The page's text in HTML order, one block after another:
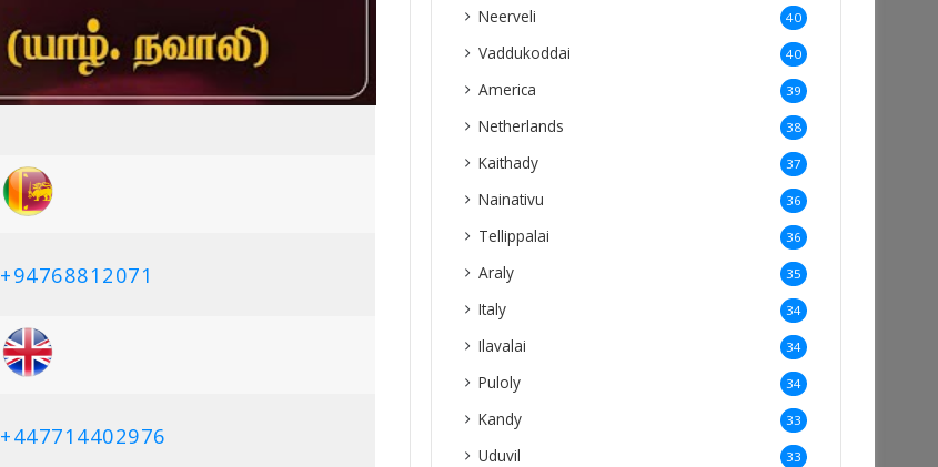
+94768812071
+447714402976
Neerveli 40
Vaddukoddai 40
America 39
Netherlands 38
Kaithady 37
Nainativu 36
Tellippalai 36
Araly 35
Italy 34
Ilavalai 34
Puloly 34
Kandy 33
Uduvil 33